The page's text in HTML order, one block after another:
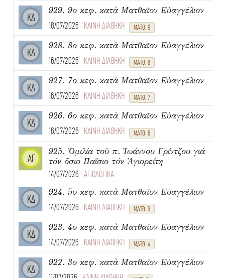
ΚΔ
929. 9ο κεφ. κατὰ Ματθαῖον Εὐαγγέλιον
18/07/2026 ΚΑΙΝΗ ΔΙΑΘΗΚΗ ΜΑΤΘ. 9
ΚΔ
928. 8ο κεφ. κατὰ Ματθαῖον Εὐαγγέλιον
16/07/2026 ΚΑΙΝΗ ΔΙΑΘΗΚΗ ΜΑΤΘ. 8
ΚΔ
927. 7ο κεφ. κατὰ Ματθαῖον Εὐαγγέλιον
16/07/2026 ΚΑΙΝΗ ΔΙΑΘΗΚΗ ΜΑΤΘ. 7
ΚΔ
926. 6ο κεφ. κατὰ Ματθαῖον Εὐαγγέλιον
16/07/2026 ΚΑΙΝΗ ΔΙΑΘΗΚΗ ΜΑΤΘ. 6
ΑΓ
925. Ὁμιλία τοῦ π. Ἰωάννου Γρίντζου γιά
τόν ὅσιο Παΐσιο τόν Ἁγιορείτη
14/07/2026 ΑΓΙΟΛΟΓΙΚΑ
ΚΔ
924. 5ο κεφ. κατὰ Ματθαῖον Εὐαγγέλιον
14/07/2026 ΚΑΙΝΗ ΔΙΑΘΗΚΗ ΜΑΤΘ. 5
ΚΔ
923. 4ο κεφ. κατὰ Ματθαῖον Εὐαγγέλιον
14/07/2026 ΚΑΙΝΗ ΔΙΑΘΗΚΗ ΜΑΤΘ. 4
ΚΔ
922. 3ο κεφ. κατὰ Ματθαῖον Εὐαγγέλιον